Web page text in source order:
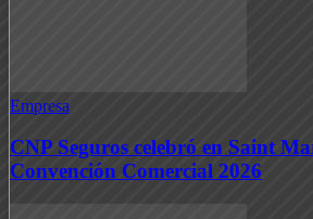
Empresa
CNP Seguros celebró en Saint
Convención Comercial 2026